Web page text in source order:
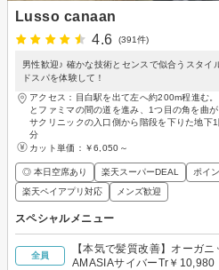
Lusso canaan
4.6
(391件)
男性歓迎♪ 確かな技術とセンスで似合うスタイ
ドスパを体験して！
アクセス：目白駅を出て左へ約200m程進む
とファミマの間の道を進み、1つ目の角を曲
サクリニックの入口側から階段を下りた地
分
カット単価： ￥6,050～
◎ 本日空席あり 楽天スーパーDEAL
ポイ
楽天ペイアプリ対応
メンズ歓迎
スペシャルメニュー
全員
【本気で髪質改善】オーガ
AMASIAサイバーTr￥10,980